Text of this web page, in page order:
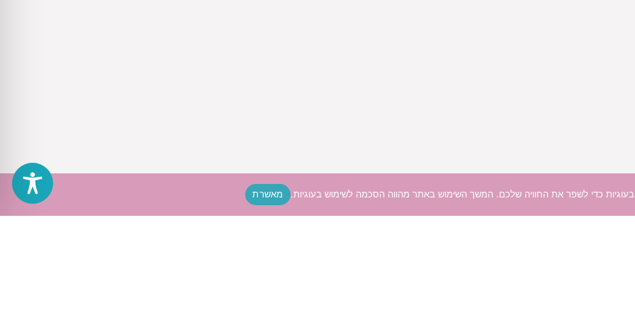
כדי לשפר את החוויה שלכם. המשך השימוש באתר מהווה הסכמה לשימוש בעוגיות. מאשרת